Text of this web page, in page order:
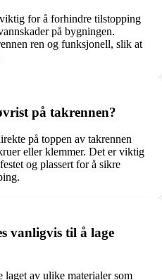
for å forhindre tilstopping
på bygningen.
ren og funksjonell, slik at
på takrennen?
på toppen av takrennen
eller klemmer. Det er viktig
og plassert for å sikre
vanligvis til å lage
av ulike materialer som